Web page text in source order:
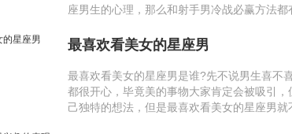
座男生的心理，那么和射手男冷战必赢方法都
最喜欢看美女的星座男
最喜欢看美女的星座男是谁?先不说男生喜不
都很开心，毕竟美的事物大家肯定会被吸引
己独特的想法，但是最喜欢看美女的星座男